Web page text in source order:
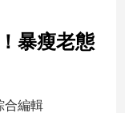
暴瘦老態
合編輯